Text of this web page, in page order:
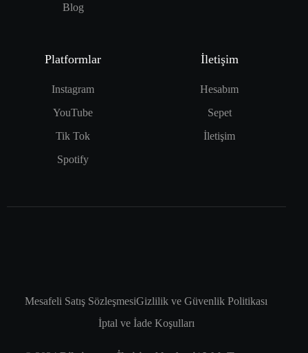
Blog
Platformlar
Instagram
YouTube
Tik Tok
Spotify
İletişim
Hesabım
Sepet
İletişim
Mesafeli Satış SözleşmesiGizlilik ve Güvenlik Politikası
İptal ve İade Koşulları